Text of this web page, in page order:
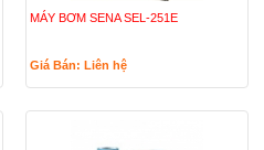
MÁY BƠM SENA SEL-251E
Giá Bán: Liên hệ